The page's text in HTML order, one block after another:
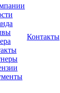
Контакты